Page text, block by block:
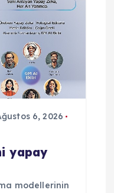
6, 2026
yapay
modellerinin